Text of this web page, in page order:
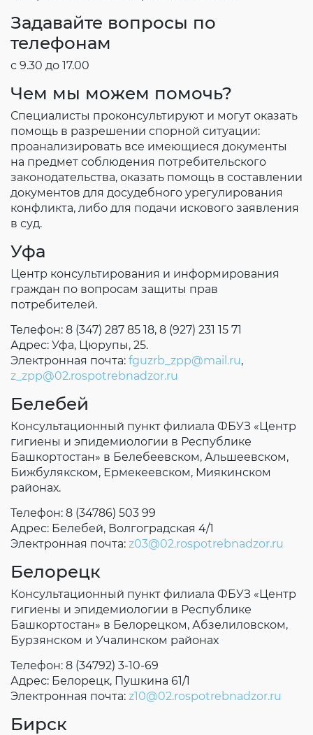
Задавайте вопросы по
телефонам
с 9.30 до 17.00
Чем мы можем помочь?
Специалисты проконсультируют и могут оказать
помощь в разрешении спорной ситуации:
проанализировать все имеющиеся документы
на предмет соблюдения потребительского
законодательства, оказать помощь в составлении
документов для досудебного урегулирования
конфликта, либо для подачи искового заявления
в суд.
Уфа
Центр консультирования и информирования
граждан по вопросам защиты прав
потребителей.
Телефон: 8 (347) 287 85 18, 8 (927) 231 15 71
Адрес: Уфа, Цюрупы, 25.
Электронная почта: fguzrb_zpp@mail.ru,
z_zpp@02.rospotrebnadzor.ru
Белебей
Консультационный пункт филиала ФБУЗ «Центр
гигиены и эпидемиологии в Республике
Башкортостан» в Белебеевском, Альшеевском,
Бижбулякском, Ермекеевском, Миякинском
районах.
Телефон: 8 (34786) 503 99
Адрес: Белебей, Волгоградская 4/1
Электронная почта: z03@02.rospotrebnadzor.ru
Белорецк
Консультационный пункт филиала ФБУЗ «Центр
гигиены и эпидемиологии в Республике
Башкортостан» в Белорецком, Абзелиловском,
Бурзянском и Учалинском районах
Телефон: 8 (34792) 3-10-69
Адрес: Белорецк, Пушкина 61/1
Электронная почта: z10@02.rospotrebnadzor.ru
Бирск